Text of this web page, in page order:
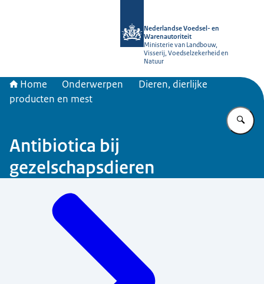
Nederlandse Voedsel- en
Warenautoriteit
Ministerie van Landbouw,
Visserij, Voedselzekerheid en
Natuur
Home Onderwerpen
Dieren, dierlijke
producten en mest
Antibiotica bij
gezelschapsdieren